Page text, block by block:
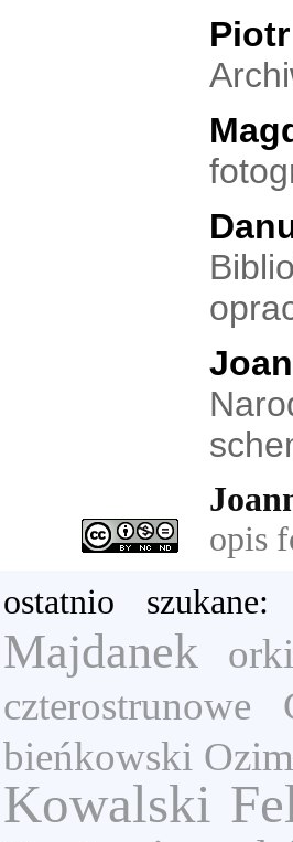
opis
ostatnio szukane:
Majdanek
czterostrunowe
bieńkowski
Kowalski